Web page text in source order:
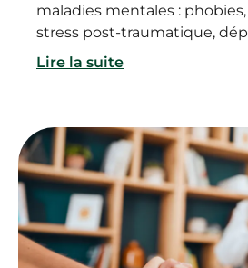
maladies mentales :
stress post-traumatique,
Lire la suite